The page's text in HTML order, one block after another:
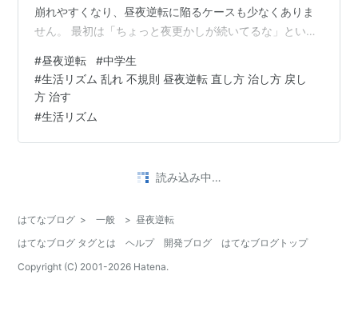
崩れやすくなり、昼夜逆転に陥るケースも少なくありま
せん。 最初は「ちょっと夜更かしが続いてるな」という
生活に大きな影響を及ぼすことも。 本記事では、「中学
生の生活リズムが乱れてしまう原因」と「昼夜逆転を改
善する具体的な方法」について、親としてできるサポー
トと一緒に解説します。 なぜ中学生は昼夜逆転になりや
すいのか？ 中学生の生活リズムが乱れやすい理由はさま
#昼夜逆転 #中学生
#生活リズム 乱れ 不規則 昼夜逆転 直し方 治し方 戻し
方 治す
#生活リズム
読み込み中…
はてなブログ > 一般 > 昼夜逆転
はてなブログ タグとは
ヘルプ 開発ブログ
はてなブログトップ
Copyright (C) 2001-2026 Hatena.